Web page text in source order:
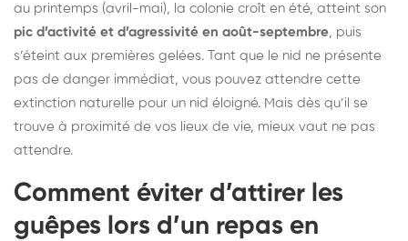
au printemps (avril-mai), la colonie croît en été, atteint son
pic d’activité et d’agressivité en août-septembre, puis
s’éteint aux premières gelées. Tant que le nid ne présente
pas de danger immédiat, vous pouvez attendre cette
extinction naturelle pour un nid éloigné. Mais dès qu’il se
trouve à proximité de vos lieux de vie, mieux vaut ne pas
attendre.
Comment éviter d’attirer les
guêpes lors d’un repas en